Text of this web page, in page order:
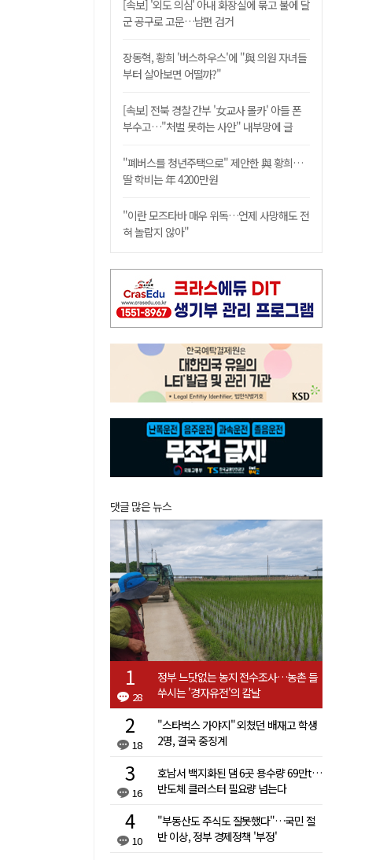
[속보] '외도 의심' 아내 화장실에 묶고 불에 달
군 공구로 고문…남편 검거
장동혁, 황희 '버스하우스'에 "與 의원 자녀들
부터 살아보면 어떨까?"
[속보] 전북 경찰 간부 '女교사 몰카' 아들 폰
부수고…"처벌 못하는 사안" 내부망에 글
"폐버스를 청년주택으로" 제안한 與 황희…
딸 학비는 年 4200만원
"이란 모즈타바 매우 위독…언제 사망해도 전
혀 놀랍지 않아"
댓글 많은 뉴스
28
정부 느닷없는 농지 전수조사…농촌 들
쑤시는 '경자유전'의 칼날
18
"스타벅스 가야지" 외쳤던 배재고 학생
2명, 결국 중징계
16
호남서 백지화된 댐 6곳 용수량 69만t…
반도체 클러스터 필요량 넘는다
10
"부동산도 주식도 잘못했다"…국민 절
반 이상, 정부 경제정책 '부정'